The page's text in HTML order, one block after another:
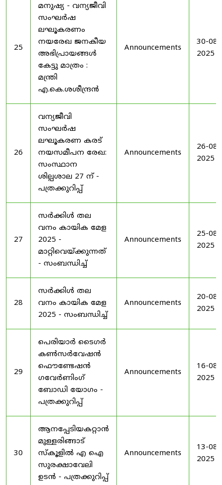
25
മനുഷ്യ - വന്യജീവി
സംഘർഷ
ലഘൂകരണം
നയരേഖ ജനകീയ
അഭിപ്രായങ്ങൾ
കേട്ടു മാത്രം :
മന്ത്രി
എ.കെ.ശശീന്ദ്രൻ
Announcements
30-08-
2025
26
വന്യജീവി
സംഘർഷ
ലഘൂകരണ കരട്
നയസമീപന രേഖ:
സംസ്ഥാന
ശില്പശാല 27 ന് -
പത്രക്കുറിപ്പ്
Announcements
26-08-
2025
27
സർക്കിൾ തല
വനം കായിക മേള
2025 -
മാറ്റിവെയ്ക്കുന്നത്
- സംബന്ധിച്ച്
Announcements
25-08-
2025
28
സർക്കിൾ തല
വനം കായിക മേള
2025 - സംബന്ധിച്ച്
Announcements
20-08-
2025
29
പെരിയാർ ടൈഗർ
കൺസർവേഷൻ
ഫൌണ്ടേഷൻ
ഗവേർണിംഗ്
ബോഡി യോഗം -
പത്രക്കുറിപ്പ്
Announcements
16-08-
2025
30
ആനപ്പേടിയകറ്റാൻ
മുള്ളരിങ്ങാട്
സ്കൂളിൽ എ ഐ
സുരക്ഷാവേലി
ഉടൻ - പത്രക്കുറിപ്പ്
Announcements
13-08-
2025